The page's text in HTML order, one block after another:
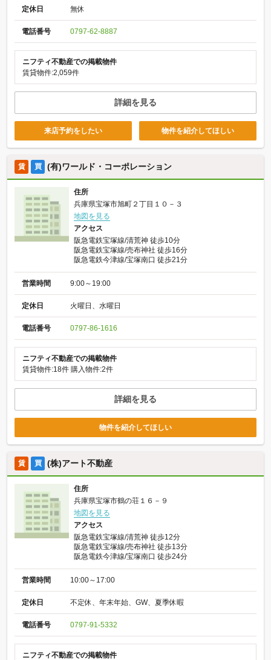
定休日 無休
電話番号 0797-62-8887
ニフティ不動産での掲載物件
賃貸物件:2,059件
詳細を見る
来店予約をしたい 物件を紹介してほしい
賃 買 (有)ワールド・コーポレーション
住所
兵庫県宝塚市旭町２丁目１０－３
地図を見る
アクセス
阪急電鉄宝塚線/清荒神 徒歩10分
阪急電鉄宝塚線/売布神社 徒歩16分
阪急電鉄今津線/宝塚南口 徒歩21分
営業時間 9:00～19:00
定休日 火曜日、水曜日
電話番号 0797-86-1616
ニフティ不動産での掲載物件
賃貸物件:18件 購入物件:2件
詳細を見る
物件を紹介してほしい
賃 買 (株)アート不動産
住所
兵庫県宝塚市鶴の荘１６－９
地図を見る
アクセス
阪急電鉄宝塚線/清荒神 徒歩12分
阪急電鉄宝塚線/売布神社 徒歩13分
阪急電鉄今津線/宝塚南口 徒歩24分
営業時間 10:00～17:00
定休日 不定休、年末年始、GW、夏季休暇
電話番号 0797-91-5332
ニフティ不動産での掲載物件